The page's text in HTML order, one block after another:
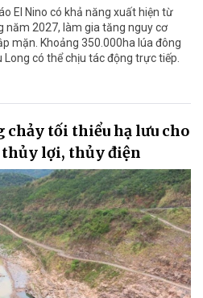
El Nino có khả năng xuất hiện từ
năm 2027, làm gia tăng nguy cơ
mặn. Khoảng 350.000ha lúa đông
có thể chịu tác động trực tiếp.
chảy tối thiểu hạ lưu cho
lợi, thủy điện